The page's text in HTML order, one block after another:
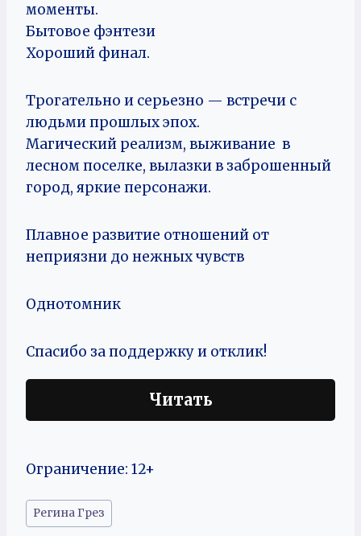
моменты.
Бытовое фэнтези
Хороший финал.
Трогательно и серьезно — встречи с
людьми прошлых эпох.
Магический реализм, выживание в
лесном поселке, вылазки в заброшенный
город, яркие персонажи.
Плавное развитие отношений от
неприязни до нежных чувств
Однотомник
Спасибо за поддержку и отклик!
Читать
Ограничение: 12+
Метки
записи:
Регина Грез